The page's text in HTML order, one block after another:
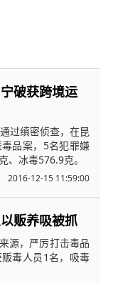
破获跨境运
过缜密侦查，在昆
品案，5名犯罪嫌
、冰毒576.9克。
2016-12-15 11:59:00
贩养吸被抓
源，严厉打击毒品
毒人员1名，吸毒